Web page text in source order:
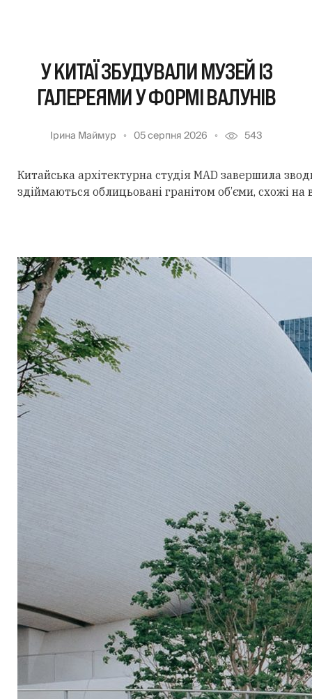
У КИТАЇ ЗБУДУВАЛИ МУЗЕЙ ІЗ
ГАЛЕРЕЯМИ У ФОРМІ ВАЛУНІВ
Ірина Маймур 05 серпня 2026 543
Китайська архітектурна студія MAD завершила
здіймаються облицьовані гранітом об’єми, схожі